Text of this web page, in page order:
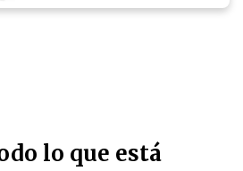
lo que está